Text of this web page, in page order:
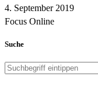
4. September 2019
Focus Online
Suche